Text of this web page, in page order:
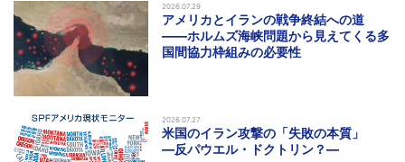
2026.07.29
アメリカとイランの戦争終結への道
――ホルムズ海峡問題から見えてくる多
国間協力枠組みの必要性
2026.07.27
米国のイラン攻撃の「失敗の本質」
―反パウエル・ドクトリン？―